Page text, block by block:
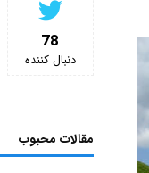
78
دنبال کننده‌
مقالات محبوب